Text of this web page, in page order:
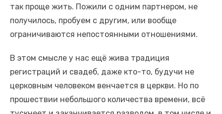
так проще жить. Пожили с одним партнером, не
получилось, пробуем с другим, или вообще
ограничиваются непостоянными отношениями.
В этом смысле у нас ещё жива традиция
регистраций и свадеб, даже кто-то, будучи не
церковным человеком венчается в церкви. Но по
прошествии небольшого количества времени, всё